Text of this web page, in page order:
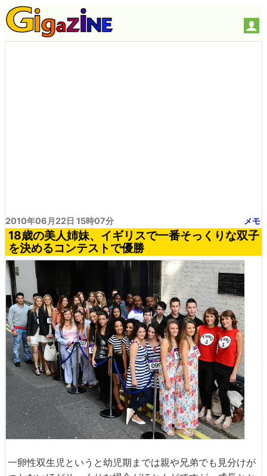
2010年06月22日 15時07分 メモ
18歳の美人姉妹、イギリスで一番そっくりな双子
を決めるコンテストで優勝
一卵性双生児というと幼児期までは親や兄弟でも見分けが